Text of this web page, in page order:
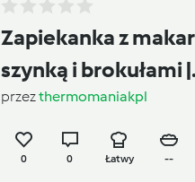
Zapiekanka z
szynką i brokułami |
Thermomaniak.pl
przezthermomaniakpl
0 0 Łatwy --